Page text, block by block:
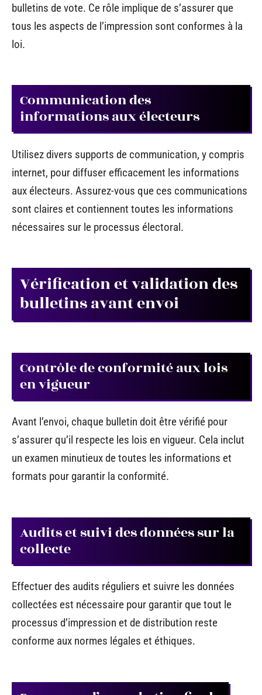
bulletins de vote. Ce rôle implique de s’assurer que
tous les aspects de l’impression sont conformes à la
loi.
Communication des
informations aux électeurs
Utilisez divers supports de communication, y compris
internet, pour diffuser efficacement les informations
aux électeurs. Assurez-vous que ces communications
sont claires et contiennent toutes les informations
nécessaires sur le processus électoral.
Vérification et validation des
bulletins avant envoi
Contrôle de conformité aux lois
en vigueur
Avant l’envoi, chaque bulletin doit être vérifié pour
s’assurer qu’il respecte les lois en vigueur. Cela inclut
un examen minutieux de toutes les informations et
formats pour garantir la conformité.
Audits et suivi des données sur la
collecte
Effectuer des audits réguliers et suivre les données
collectées est nécessaire pour garantir que tout le
processus d’impression et de distribution reste
conforme aux normes légales et éthiques.